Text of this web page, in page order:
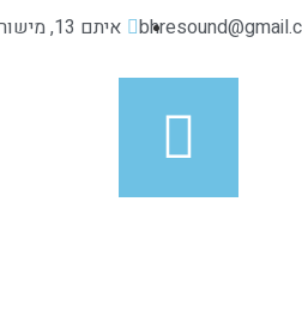
איתם 13, מישור אדומים